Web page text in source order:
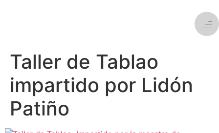
Taller de Tablao
impartido por Lidón
Patiño